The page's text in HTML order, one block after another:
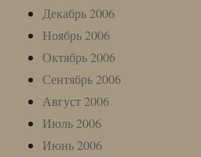
Декабрь 2006
Ноябрь 2006
Октябрь 2006
Сентябрь 2006
Август 2006
Июль 2006
Июнь 2006